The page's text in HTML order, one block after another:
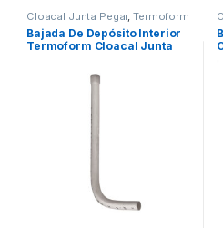
Cloacal Junta Pegar,Termoform
Bajada De Depósito Interior
Termoform Cloacal Junta